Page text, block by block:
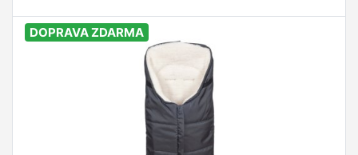
DOPRAVA ZDARMA